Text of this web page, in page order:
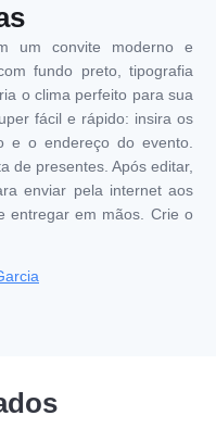
um convite moderno e
fundo preto, tipografia
o clima perfeito para sua
fácil e rápido: insira os
e o endereço do evento.
de presentes. Após editar,
enviar pela internet aos
entregar em mãos. Crie o